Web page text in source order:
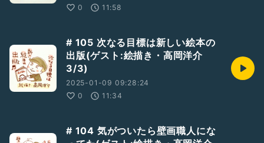
0
11:58
# 105 次なる目標は新しい絵本の
出版(ゲスト:絵描き・高岡洋介
3/3)
2025-01-09 09:28:24
0
11:34
# 104 気がついたら壁画職人にな